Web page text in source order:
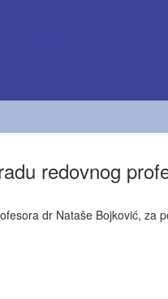
redovnog
dr Nataše Bojković, za